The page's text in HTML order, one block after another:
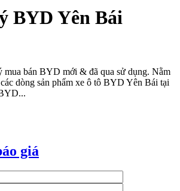
BYD Yên Bái
bán BYD mới & đã qua sử dụng. Nằm
dòng sản phẩm xe ô tô BYD Yên Bái tại
giá